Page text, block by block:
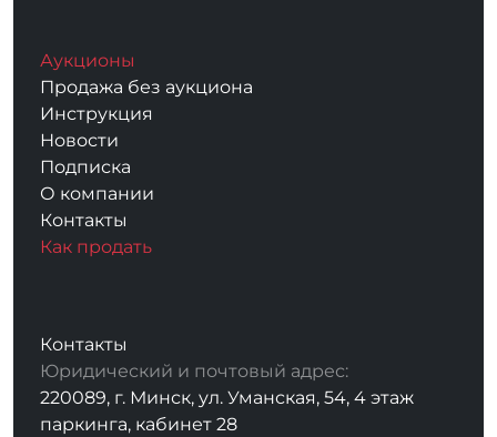
Аукционы
Продажа без аукциона
Инструкция
Новости
Подписка
О компании
Контакты
Как продать
Контакты
Юридический и почтовый адрес:
220089, г. Минск, ул. Уманская, 54, 4 этаж
паркинга, кабинет 28